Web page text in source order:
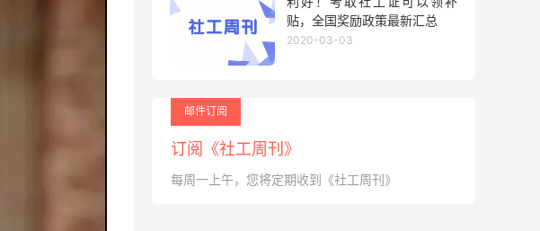
贴，全国奖励政策最新汇总
2020-03-03
邮件订阅
订阅《社工周刊》
每周一上午，您将定期收到《社工周刊》